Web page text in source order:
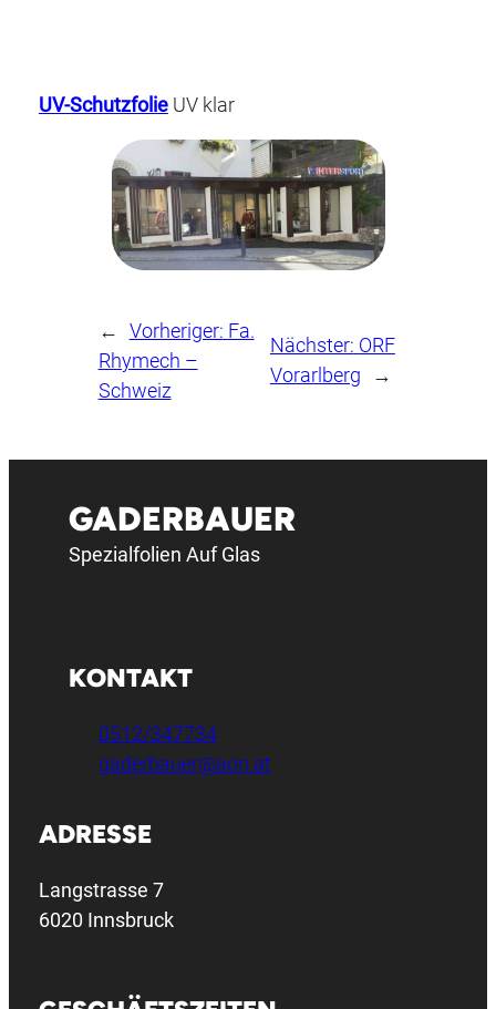
UV-SchutzfolieUV klar
← Vorheriger: Fa.
Rhymech –
Schweiz
Nächster: ORF
Vorarlberg
→
GADERBAUER
Spezialfolien Auf Glas
KONTAKT
0512/347734
gaderbauer@aon.at
ADRESSE
Langstrasse 7
6020 Innsbruck